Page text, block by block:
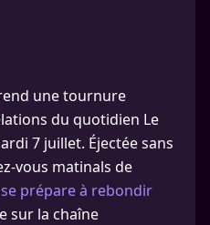
une tournure
du quotidien Le
7 juillet. Éjectée sans
vous matinals de
prépare à rebondir
sur la chaîne